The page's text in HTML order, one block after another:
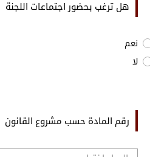
هل ترغب بحضور اجتماعات اللجنة
نعم
لا
رقم المادة حسب مشروع القانون